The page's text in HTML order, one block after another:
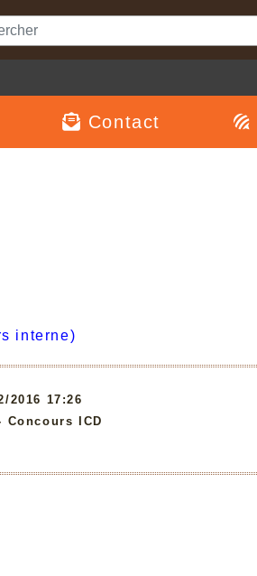
Contact
interne)
2016 17:26
Concours ICD